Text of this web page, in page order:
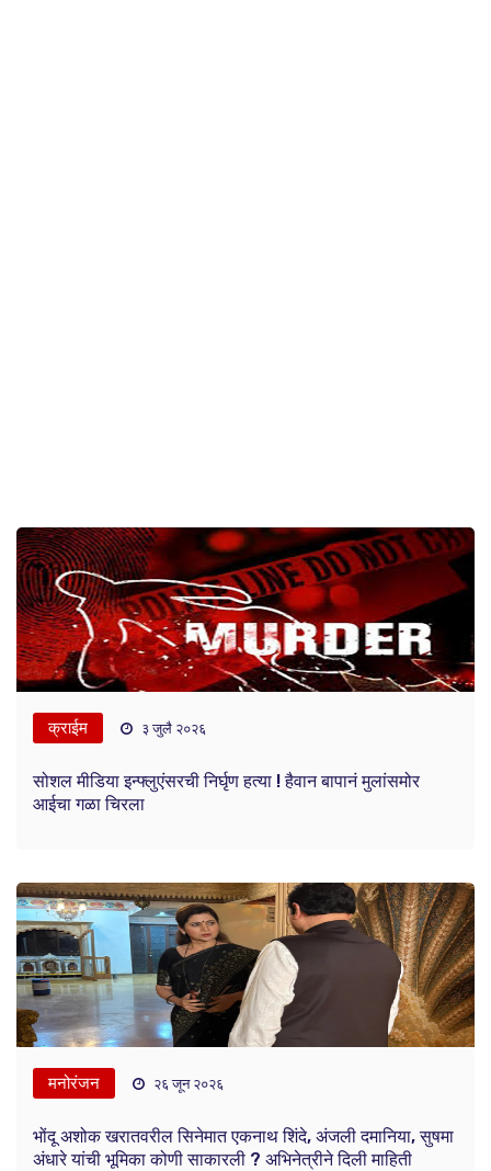
क्राईम ३ जुलै २०२६
सोशल मीडिया इन्फ्लुएंसरची निर्घृण हत्या ! हैवान बापानं मुलांसमोर
आईचा गळा चिरला
मनोरंजन २६ जून २०२६
भोंदू अशोक खरातवरील सिनेमात एकनाथ शिंदे, अंजली दमानिया, सुषमा
अंधारे यांची भूमिका कोणी साकारली ? अभिनेत्रीने दिली माहिती